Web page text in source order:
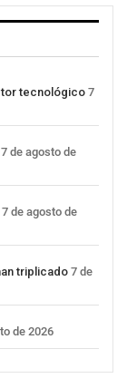
tecnológico 7
7 de agosto de
7 de agosto de
triplicado 7 de
de 2026